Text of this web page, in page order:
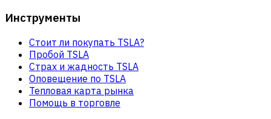
Инструменты
Стоит ли покупать TSLA?
Пробой TSLA
Страх и жадность TSLA
Оповещение по TSLA
Тепловая карта рынка
Помощь в торговле